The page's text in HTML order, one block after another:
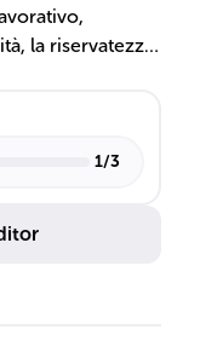
la riservatezza
i diritti di
1/3